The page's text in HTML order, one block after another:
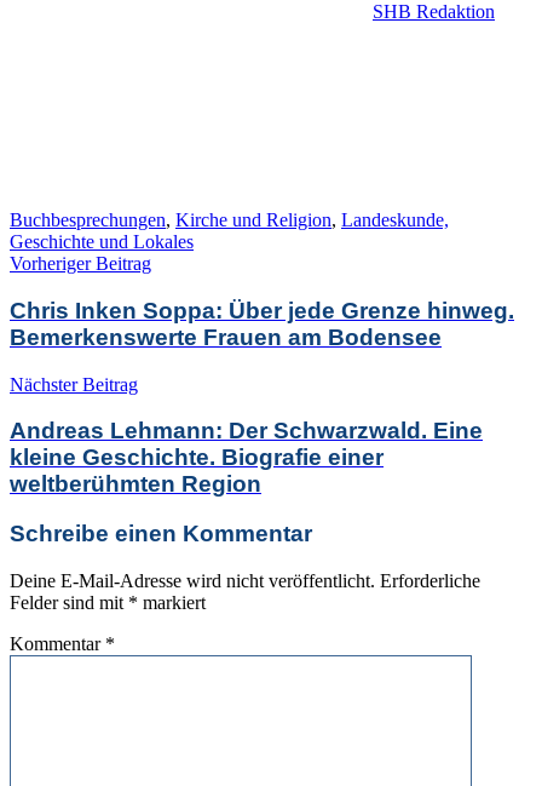
SHB Redaktion
Buchbesprechungen, Kirche und Religion, Landeskunde,
Geschichte und Lokales
Beitragsnavigation
Vorheriger Beitrag
Chris Inken Soppa: Über jede Grenze hinweg.
Bemerkenswerte Frauen am Bodensee
Nächster Beitrag
Andreas Lehmann: Der Schwarzwald. Eine
kleine Geschichte. Biografie einer
weltberühmten Region
Schreibe einen Kommentar
Deine E-Mail-Adresse wird nicht veröffentlicht. Erforderliche
Felder sind mit * markiert
Kommentar *